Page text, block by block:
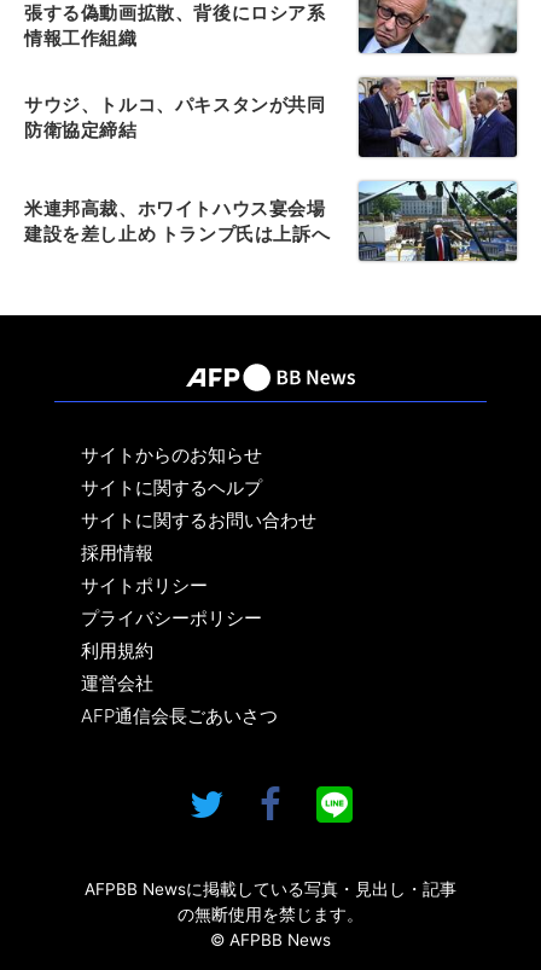
張する偽動画拡散、背後にロシア系
情報工作組織
サウジ、トルコ、パキスタンが共同
防衛協定締結
米連邦高裁、ホワイトハウス宴会場
建設を差し止め トランプ氏は上訴へ
サイトからのお知らせ
サイトに関するヘルプ
サイトに関するお問い合わせ
採用情報
サイトポリシー
プライバシーポリシー
利用規約
運営会社
AFP通信会長ごあいさつ
AFPBB Newsに掲載している写真・見出し・記事
の無断使用を禁じます。
© AFPBB News